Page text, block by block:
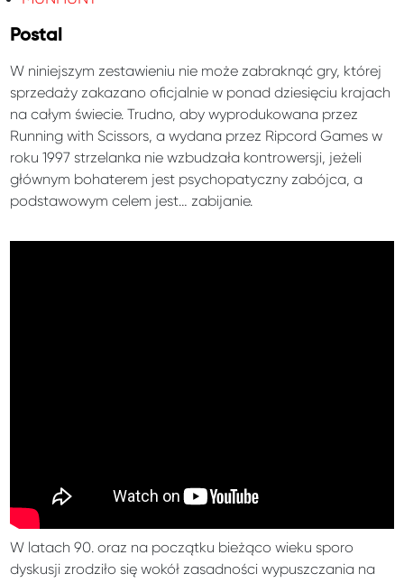
Postal
W niniejszym zestawieniu nie może zabraknąć gry, której
sprzedaży zakazano oficjalnie w ponad dziesięciu krajach
na całym świecie. Trudno, aby wyprodukowana przez
Running with Scissors, a wydana przez Ripcord Games w
roku 1997 strzelanka nie wzbudzała kontrowersji, jeżeli
głównym bohaterem jest psychopatyczny zabójca, a
podstawowym celem jest… zabijanie.
W latach 90. oraz na początku bieżąco wieku sporo
dyskusji zrodziło się wokół zasadności wypuszczania na